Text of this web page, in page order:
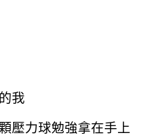
我
壓力球勉強拿在手上